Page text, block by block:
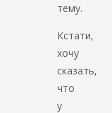
тему.
Кстати,
хочу
сказать,
что
у